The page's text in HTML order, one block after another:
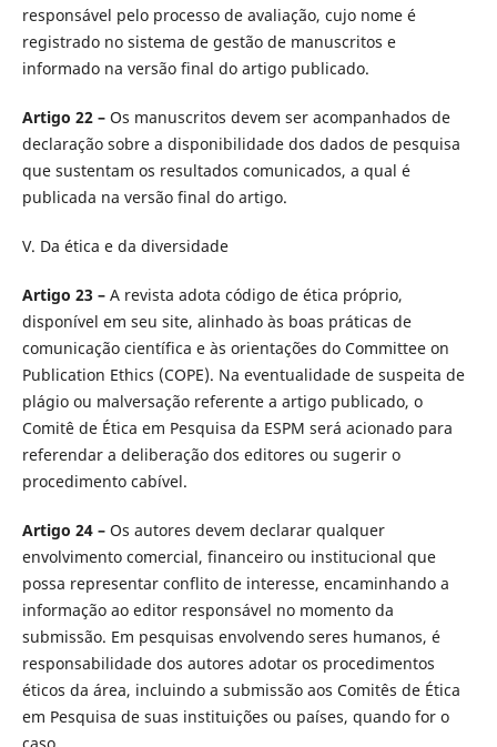
responsável pelo processo de avaliação, cujo nome é
registrado no sistema de gestão de manuscritos e
informado na versão final do artigo publicado.
Artigo 22 –Os manuscritos devem ser acompanhados de
declaração sobre a disponibilidade dos dados de pesquisa
que sustentam os resultados comunicados, a qual é
publicada na versão final do artigo.
V. Da ética e da diversidade
Artigo 23 –A revista adota código de ética próprio,
disponível em seu site, alinhado às boas práticas de
comunicação científica e às orientações do Committee on
Publication Ethics (COPE). Na eventualidade de suspeita de
plágio ou malversação referente a artigo publicado, o
Comitê de Ética em Pesquisa da ESPM será acionado para
referendar a deliberação dos editores ou sugerir o
procedimento cabível.
Artigo 24 –Os autores devem declarar qualquer
envolvimento comercial, financeiro ou institucional que
possa representar conflito de interesse, encaminhando a
informação ao editor responsável no momento da
submissão. Em pesquisas envolvendo seres humanos, é
responsabilidade dos autores adotar os procedimentos
éticos da área, incluindo a submissão aos Comitês de Ética
em Pesquisa de suas instituições ou países, quando for o
caso.